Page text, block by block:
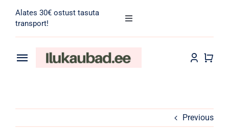
content
Alates 30€ ostust tasuta
transport!
Toggle
for:
Toggle
Previous